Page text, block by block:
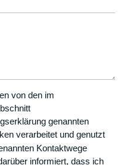
von den im
genannten
verarbeitet und genutzt
Kontaktwege
informiert, dass ich